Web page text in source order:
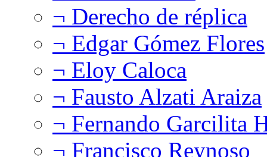
¬ Derecho de réplica
¬ Edgar Gómez Flores
¬ Eloy Caloca
¬ Fausto Alzati Araiza
¬ Fernando Garcilita
¬ Francisco Reynoso